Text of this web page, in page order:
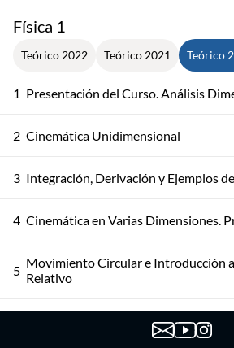
Física 1
Teórico 2022 Teórico 2021 Teórico
1 Presentación del Curso. Análisis
2 Cinemática Unidimensional
3 Integración, Derivación y Ejemplos
4 Cinemática en Varias Dimensiones.
5 Movimiento Circular e Introducción
Relativo
Sistemas de Referencia. Leyes de